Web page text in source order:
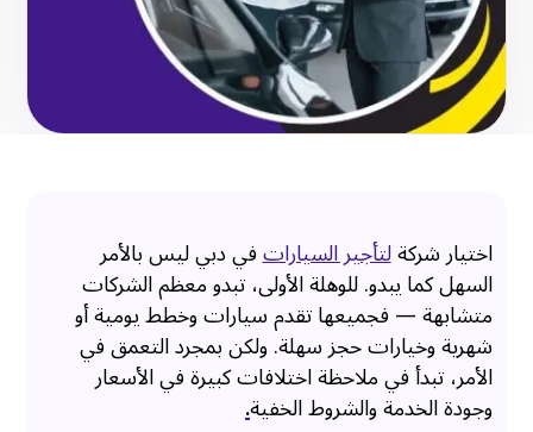
اختيار شركةلتأجير السياراتفي دبي ليس بالأمر
السهل كما يبدو. للوهلة الأولى، تبدو معظم الشركات
متشابهة — فجميعها تقدم سيارات وخطط يومية أو
شهرية وخيارات حجز سهلة. ولكن بمجرد التعمق في
الأمر، تبدأ في ملاحظة اختلافات كبيرة في الأسعار
وجودة الخدمة والشروط الخفية.